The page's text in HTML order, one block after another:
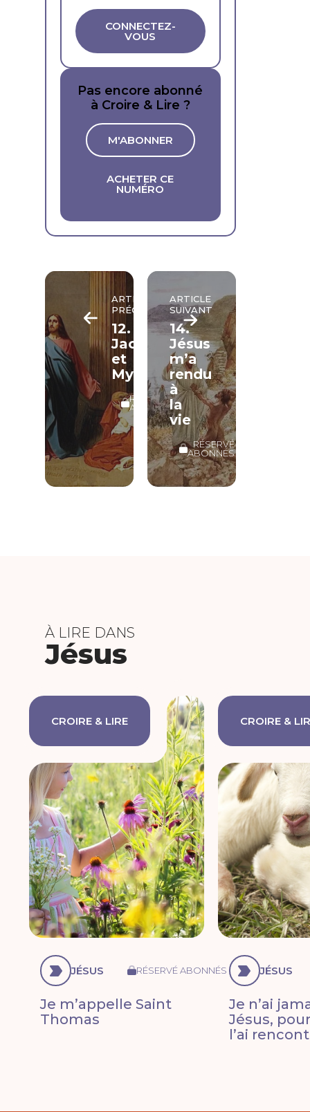
CONNECTEZ-
VOUS
Pas encore abonné
à Croire & Lire ?
M'ABONNER
ACHETER CE
NUMÉRO
ARTICLE
PRÉCÉDENT
12.
Jacob
et
Myriam
RÉSERVÉ
ABONNÉS
ARTICLE
SUIVANT
14.
Jésus
m’a
rendu
à
la
vie
RÉSERVÉ
ABONNÉS
À LIRE DANS
Jésus
CROIRE & LIRE
JÉSUS RÉSERVÉ ABONNÉS
Je m’appelle Saint
Thomas
CROIRE &
JÉSUS
Je n’ai
Jésus,
l’ai